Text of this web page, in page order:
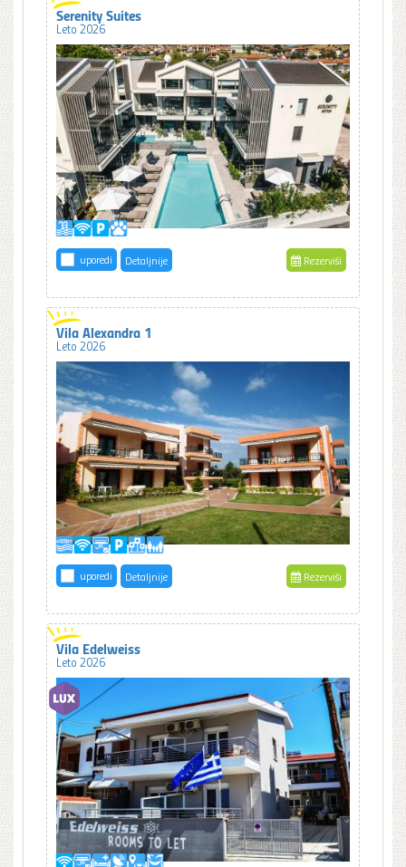
Serenity Suites
Leto 2026
uporedi Detaljnije Rezerviši
Vila Alexandra 1
Leto 2026
uporedi Detaljnije Rezerviši
Vila Edelweiss
Leto 2026